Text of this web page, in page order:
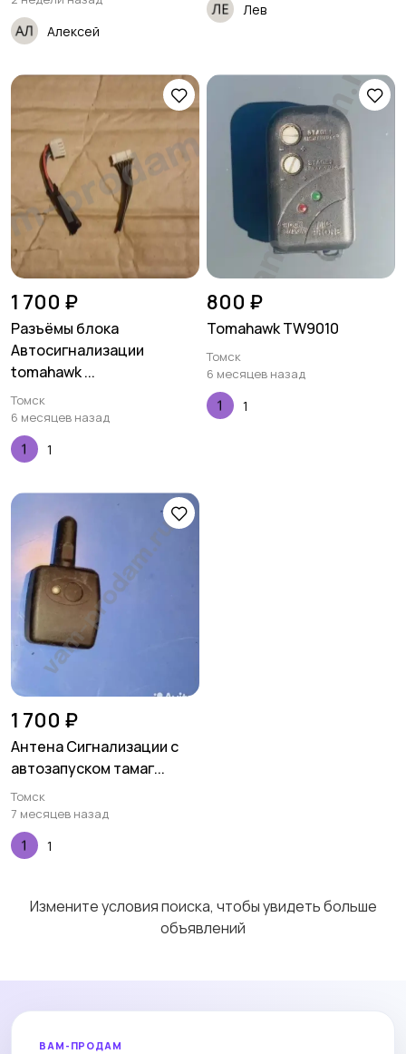
Алексей
Лев
1 700 ₽
Разъёмы блока
Автосигнализации
tomahawk ...
Томск
6 месяцев назад
1
800 ₽
Tomahawk TW9010
Томск
6 месяцев назад
1
1 700 ₽
Антена Сигнализации с
автозапуском тамаг...
Томск
7 месяцев назад
1
Измените условия поиска, чтобы увидеть больше
объявлений
ВАМ-ПРОДАМ